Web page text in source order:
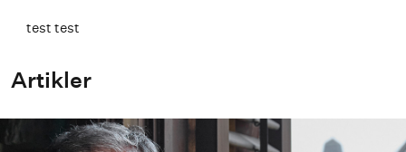
test test
Artikler